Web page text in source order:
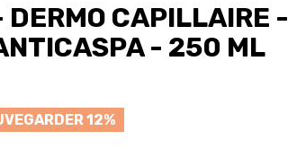
DERMO CAPILLAIRE -
- 250 ML
12%